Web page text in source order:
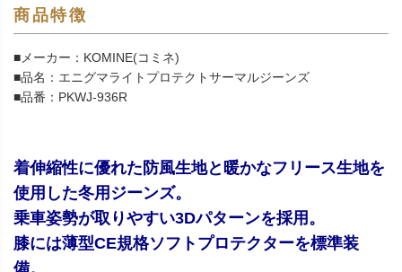
商品特徴
■メーカー：KOMINE(コミネ)
■品名：エニグマライトプロテクトサーマルジーンズ
■品番：PKWJ-936R
着伸縮性に優れた防風生地と暖かなフリース生地を
使用した冬用ジーンズ。
乗車姿勢が取りやすい3Dパターンを採用。
膝には薄型CE規格ソフトプロテクターを標準装